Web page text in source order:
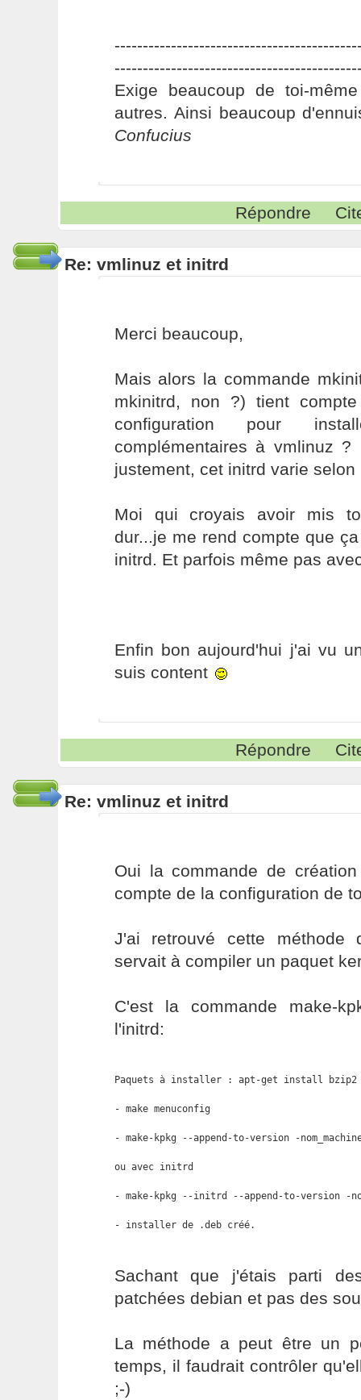
Exige beaucoup de toi-
autres. Ainsi beaucoup
Confucius
Répondre
Re: vmlinuz et initrd
Merci beaucoup,
Mais alors la commande
mkinitrd, non ?) tient
configuration pour
complémentaires à vmlinuz
justement, cet initrd varie selon
Moi qui croyais avoir mis
dur...je me rend compte que
initrd. Et parfois même pas
Enfin bon aujourd'hui j'ai vu
suis content
Répondre
Re: vmlinuz et initrd
Oui la commande de
compte de la configuration de
J'ai retrouvé cette méthode
servait à compiler un paquet
C'est la commande make-
l'initrd:
Paquets à installer : apt-get install bzip2
- make menuconfig
- make-kpkg --append-to-version -
ou avec initrd
- make-kpkg --initrd --append-to-version -
- installer de .deb créé.
Sachant que j'étais parti
patchées debian et pas des
La méthode a peut être un
temps, il faudrait contrôler
;-)